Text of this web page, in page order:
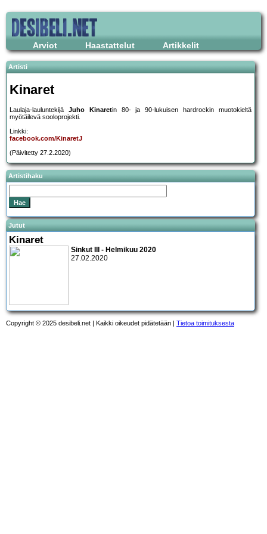
Arviot Haastattelut Artikkelit
Artisti
Kinaret
Laulaja-lauluntekijä Juho Kinaretin 80- ja 90-lukuisen hardrockin muotokieltä
myötäilevä sooloprojekti.
Linkki:
facebook.com/KinaretJ
(Päivitetty 27.2.2020)
Artistihaku
Jutut
Kinaret
Sinkut III - Helmikuu 2020
27.02.2020
Copyright © 2025 desibeli.net | Kaikki oikeudet pidätetään | Tietoa toimituksesta